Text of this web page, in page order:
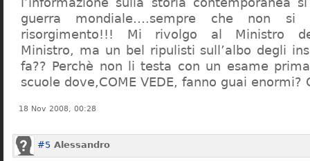
guerra mondiale….sempre che non
risorgimento!!! Mi rivolgo al Ministro
Ministro, ma un bel ripulisti sull’albo degli
fa?? Perchè non li testa con un esame
scuole dove,COME VEDE, fanno guai enormi?
18 Nov 2008, 00:28
#5 Alessandro